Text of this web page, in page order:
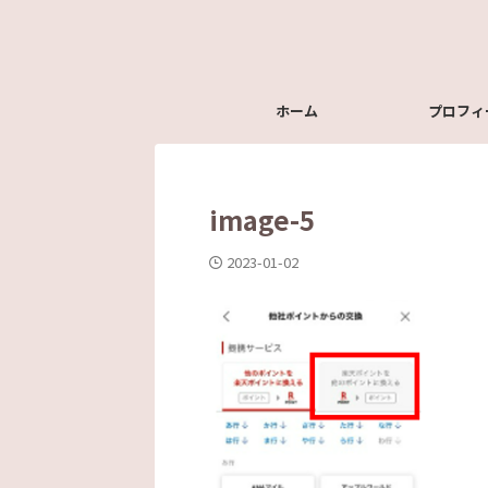
ホーム プロフ
image-5
2023-01-02